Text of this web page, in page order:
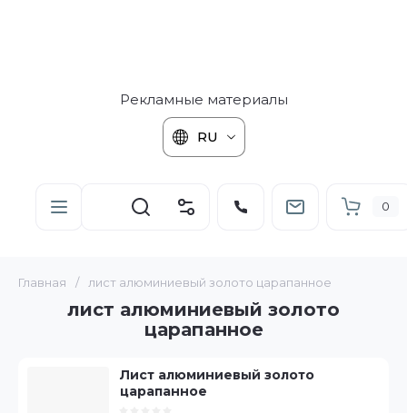
Рекламные материалы
RU
0
Главная / лист алюминиевый золото царапанное
лист алюминиевый золото
царапанное
Лист алюминиевый золото
царапанное